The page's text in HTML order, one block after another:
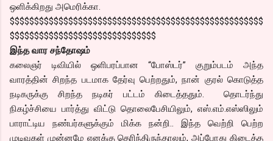
ஒளிக்கிறது அமெரிக்கா.
$$$$$$$$$$$$$$$$$$$$$$$$$$$$$$$$$$$$$$$$$$$$$$$$$$$$
$$$$$$$$$$$$$$$$$$$$$$$$$$$$$$
இந்த வார சந்தோஷம்
கலைஞர் டிவியில் ஒளிபரப்பான “போஸ்டர்” குறும்படம் அந்த
வாரத்தின் சிறந்த படமாக தேர்வு பெற்றதும், நான் குரல் கொடுத்த
நடிகருக்கு சிறந்த நடிகர் பட்டம் கிடைத்ததும். தொடர்ந்து
நிகழ்ச்சியை பார்த்து விட்டு தொலைபேசியிலும், எஸ்.எம்.எஸ்ஸிலும்
பாராட்டிய நண்பர்களுக்கும் மிக்க நன்றி.. இந்த வெற்றி பெற்ற
முடிவுகள் முன்னமே எனக்கு தெரிந்திருந்தாலும், அப்போது கிடைத்த